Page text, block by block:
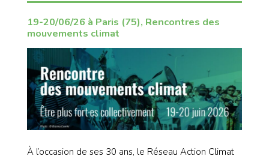
19-20/06/26 à Paris (75), Rencontres des
mouvements climat
À l’occasion de ses 30 ans, le Réseau Action Climat